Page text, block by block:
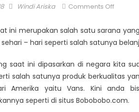
Author
Windi Ariska Comments Offon
Sepatu
Vans
Internet
ini merupakan salah satu sarana
– hari seperti salah satunya
saat ini dipasarkan di negara kita
salah satunya produk berkualitas
Amerika yaitu Vans. Kini anda
seperti di situs Bobobobo.com.